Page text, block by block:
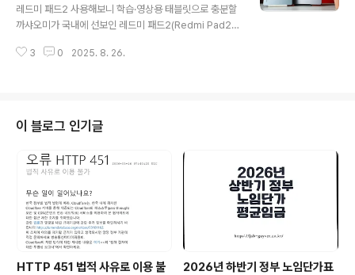
종류별 정리1. Recovery ROM (카슈롬, 카드 플래싱용)
확장자: .zip기기 자체 리커버리 모드에서 적용OTA 업데
이트나 샤오미조수(小米助手) 연결 시 주로 사용장점: 설
레드미 패드2 사용해보니 학습·영상용 태블릿으로 충분할
까샤오미가 국내에 선보인 레드미 패드2(Redmi Pad2)
단순히 저렴한 가격만 내세운 게 아니라, 디자인·성능·배터
2는 군더더기 없는 미니멀한 디자인이 특징입니다.우선 메
탈 유니바디로 제작되어 고급스러움과 단단한 내구성을 갖
췄고,7.36mm의 얇은 두께와 약 510g의 무게 덕분에 휴
대성도 뛰어납니다. 실내에서 사용하기에도 부담 없고, 가
방에 넣고 이동할 때도 태블릿 특유의 묵직함이 덜합니다.
컬러는 라벤더 퍼플, 민트 그린, 그래..
3 0 2025. 8. 26.
이 블로그 인기글
HTTP 451 법적 사유로 이용 불
2026년 하반기 정부 노임단가표